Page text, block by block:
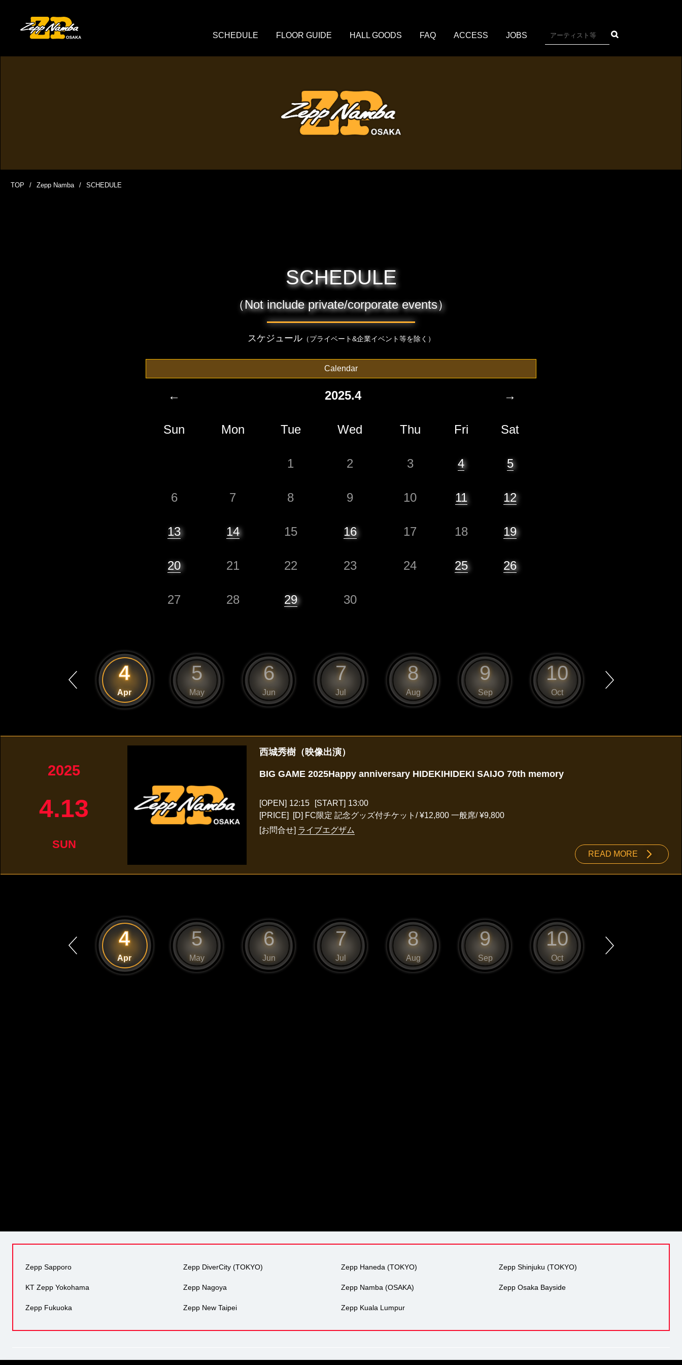
SCHEDULE FLOOR GUIDE HALL GOODS FAQ ACCESS JOBS
TOP Zepp Namba SCHEDULE
SCHEDULE
（Not include private/corporate events）
スケジュール（プライベート&企業イベント等を除く）
Calendar
← 2025.4 →
Sun Mon Tue Wed Thu Fri Sat
1 2 3 4 5
6 7 8 9 10 11 12
13 14 15 16 17 18 19
20 21 22 23 24 25 26
27 28 29 30
4
Apr
5
May
6
Jun
7
Jul
8
Aug
9
Sep
10
Oct
2025
4.13
SUN
西城秀樹（映像出演）
BIG GAME 2025Happy anniversary HIDEKIHIDEKI SAIJO 70th memory
[OPEN] 12:15 [START] 13:00
[PRICE] [D] FC限定 記念グッズ付チケット/ ¥12,800 一般席/ ¥9,800
[お問合せ] ライブエグザム
READ MORE
4
Apr
5
May
6
Jun
7
Jul
8
Aug
9
Sep
10
Oct
Zepp Sapporo Zepp DiverCity (TOKYO) Zepp Haneda (TOKYO) Zepp Shinjuku (TOKYO)
KT Zepp Yokohama Zepp Nagoya Zepp Namba (OSAKA) Zepp Osaka Bayside
Zepp Fukuoka Zepp New Taipei Zepp Kuala Lumpur